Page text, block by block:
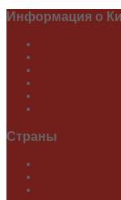
Информация о
Страны